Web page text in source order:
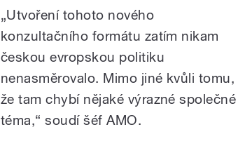
„Utvoření tohoto nového
konzultačního formátu zatím nikam
českou evropskou politiku
nenasměrovalo. Mimo jiné kvůli tomu,
že tam chybí nějaké výrazné společné
téma,“ soudí šéf AMO.